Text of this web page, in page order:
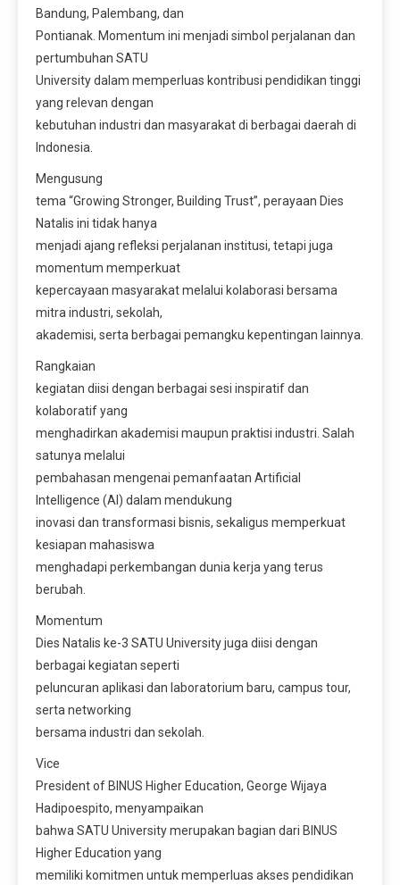
Bandung, Palembang, dan
Pontianak. Momentum ini menjadi simbol perjalanan dan
pertumbuhan SATU
University dalam memperluas kontribusi pendidikan tinggi
yang relevan dengan
kebutuhan industri dan masyarakat di berbagai daerah di
Indonesia.
Mengusung
tema “Growing Stronger, Building Trust”, perayaan Dies
Natalis ini tidak hanya
menjadi ajang refleksi perjalanan institusi, tetapi juga
momentum memperkuat
kepercayaan masyarakat melalui kolaborasi bersama
mitra industri, sekolah,
akademisi, serta berbagai pemangku kepentingan lainnya.
Rangkaian
kegiatan diisi dengan berbagai sesi inspiratif dan
kolaboratif yang
menghadirkan akademisi maupun praktisi industri. Salah
satunya melalui
pembahasan mengenai pemanfaatan Artificial
Intelligence (AI) dalam mendukung
inovasi dan transformasi bisnis, sekaligus memperkuat
kesiapan mahasiswa
menghadapi perkembangan dunia kerja yang terus
berubah.
Momentum
Dies Natalis ke-3 SATU University juga diisi dengan
berbagai kegiatan seperti
peluncuran aplikasi dan laboratorium baru, campus tour,
serta networking
bersama industri dan sekolah.
Vice
President of BINUS Higher Education, George Wijaya
Hadipoespito, menyampaikan
bahwa SATU University merupakan bagian dari BINUS
Higher Education yang
memiliki komitmen untuk memperluas akses pendidikan